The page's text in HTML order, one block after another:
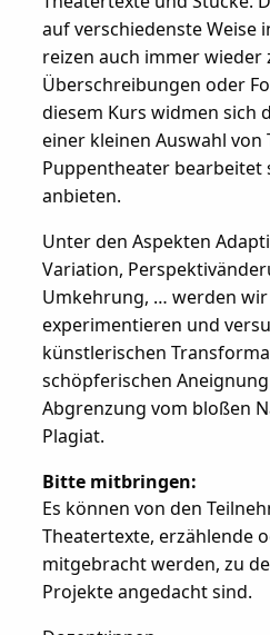
auf verschiedenste Weise
reizen auch immer wieder
Überschreibungen oder
diesem Kurs widmen sich
einer kleinen Auswahl von
Puppentheater bearbeitet
anbieten.
Unter den Aspekten
Variation,
Umkehrung, … werden
experimentieren und
künstlerischen
schöpferischen
Abgrenzung vom bloßen
Plagiat.
Bitte mitbringen:
Es können von den
Theatertexte, erzählende
mitgebracht werden, zu
Projekte angedacht sind.